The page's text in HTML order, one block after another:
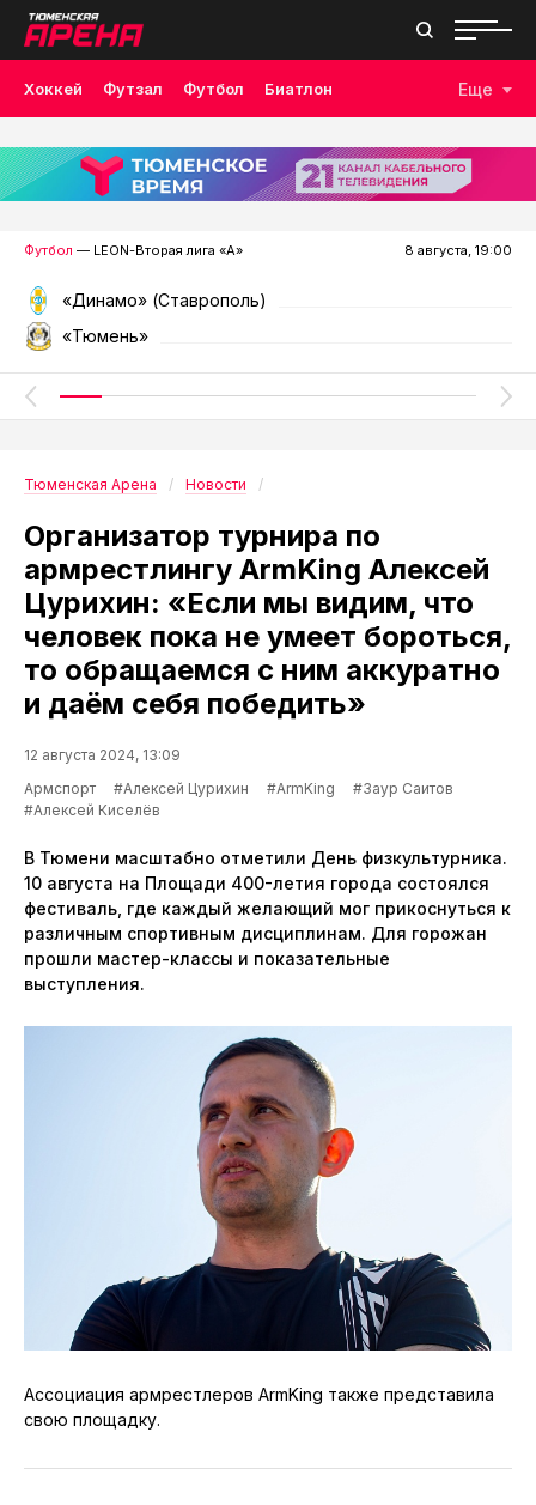
Хоккей Футзал Футбол Биатлон
Лыжные гонки Волейбол Плавание Дзюдо
Скалолазание Велоспорт Бокс
Еще
Футбол — LEON-Вторая лига «А» 8 августа, 19:00
«Динамо» (Ставрополь)
«Тюмень»
Тюменская Арена Новости
Организатор турнира по
армрестлингу ArmKing Алексей
Цурихин: «Если мы видим, что
человек пока не умеет бороться,
то обращаемся с ним аккуратно
и даём себя победить»
12 августа 2024, 13:09
Армспорт
#Алексей Цурихин #ArmKing
#Заур Саитов
#Алексей Киселёв
В Тюмени масштабно отметили День физкультурника.
10 августа на Площади 400-летия города состоялся
фестиваль, где каждый желающий мог прикоснуться к
различным спортивным дисциплинам. Для горожан
прошли мастер-классы и показательные
выступления.
Ассоциация армрестлеров ArmKing также представила
свою площадку.